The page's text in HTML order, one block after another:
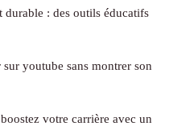
: des outils éducatifs
youtube sans montrer son
votre carrière avec un